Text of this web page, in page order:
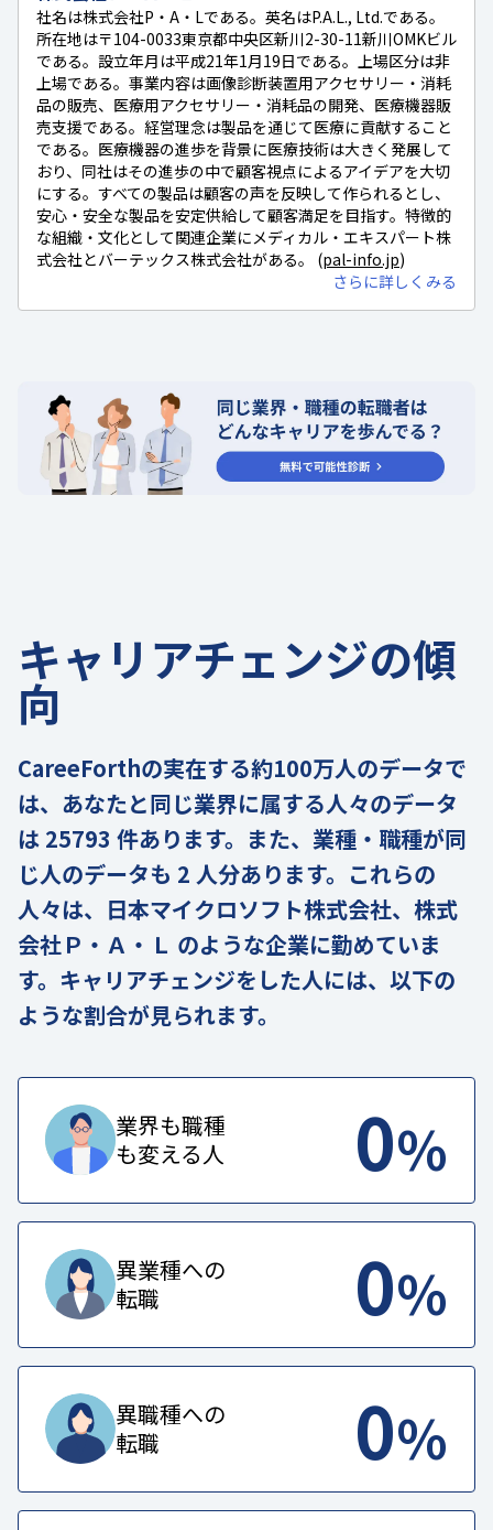
社名は株式会社P・A・Lである。英名はP.A.L., Ltd.である。
所在地は〒104-0033東京都中央区新川2-30-11新川OMKビル
である。設立年月は平成21年1月19日である。上場区分は非
上場である。事業内容は画像診断装置用アクセサリー・消耗
品の販売、医療用アクセサリー・消耗品の開発、医療機器販
売支援である。経営理念は製品を通じて医療に貢献すること
である。医療機器の進歩を背景に医療技術は大きく発展して
おり、同社はその進歩の中で顧客視点によるアイデアを大切
にする。すべての製品は顧客の声を反映して作られるとし、
安心・安全な製品を安定供給して顧客満足を目指す。特徴的
な組織・文化として関連企業にメディカル・エキスパート株
式会社とバーテックス株式会社がある。 (pal-info.jp)
さらに詳しくみる
キャリアチェンジの傾
向
CareeForthの実在する約100万人のデータで
は、あなたと同じ業界に属する人々のデータ
は 25793 件あります。また、業種・職種が同
じ人のデータも 2 人分あります。これらの
人々は、日本マイクロソフト株式会社、株式
会社Ｐ・Ａ・Ｌ のような企業に勤めていま
す。キャリアチェンジをした人には、以下の
ような割合が見られます。
業界も職種
も変える人
0%
異業種への
転職
0%
異職種への
転職
0%